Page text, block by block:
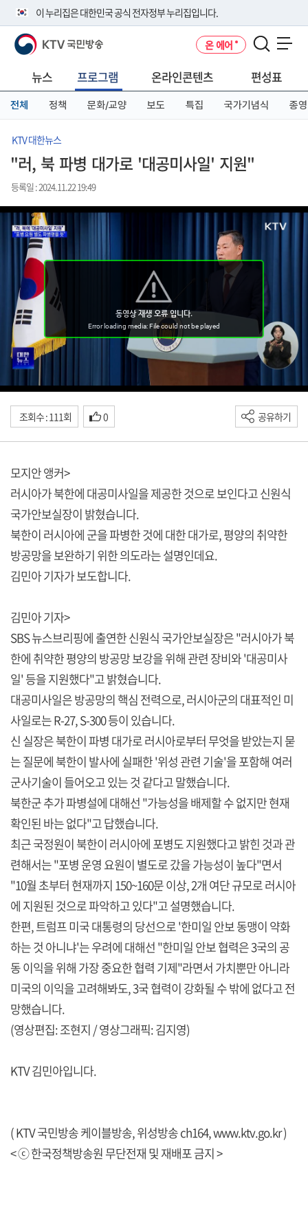
이 누리집은 대한민국 공식 전자정부 누리집입니다.
공식 누리집 주소 확인하기
니다.
이밖에 or.kr 또는 .kr등 다른 도메인 주소를 사용하고 있다면 아래 URL에
서 도메인 주소를 확인해 보세요
KTV 국민방송 온 에어
뉴스 프로그램 온라인콘텐츠 편성표
전체 정책 문화/교양 보도 특집 국가기념식 종영
KTV 대한뉴스
"러, 북 파병 대가로 '대공미사일' 지원"
등록일 : 2024.11.22 19:49
조회수 : 111회 0 공유하기
모지안 앵커>
러시아가 북한에 대공미사일을 제공한 것으로 보인다고 신원식
국가안보실장이 밝혔습니다.
북한이 러시아에 군을 파병한 것에 대한 대가로, 평양의 취약한
방공망을 보완하기 위한 의도라는 설명인데요.
김민아 기자가 보도합니다.
김민아 기자>
SBS 뉴스브리핑에 출연한 신원식 국가안보실장은 "러시아가 북
한에 취약한 평양의 방공망 보강을 위해 관련 장비와 '대공미사
일' 등을 지원했다"고 밝혔습니다.
대공미사일은 방공망의 핵심 전력으로, 러시아군의 대표적인 미
사일로는 R-27, S-300 등이 있습니다.
신 실장은 북한이 파병 대가로 러시아로부터 무엇을 받았는지 묻
는 질문에 북한이 발사에 실패한 '위성 관련 기술'을 포함해 여러
군사기술이 들어오고 있는 것 같다고 말했습니다.
북한군 추가 파병설에 대해선 "가능성을 배제할 수 없지만 현재
확인된 바는 없다"고 답했습니다.
최근 국정원이 북한이 러시아에 포병도 지원했다고 밝힌 것과 관
련해서는 "포병 운영 요원이 별도로 갔을 가능성이 높다"면서
"10월 초부터 현재까지 150~160문 이상, 2개 여단 규모로 러시아
에 지원된 것으로 파악하고 있다"고 설명했습니다.
한편, 트럼프 미국 대통령의 당선으로 '한미일 안보 동맹이 약화
하는 것 아니냐'는 우려에 대해선 "한미일 안보 협력은 3국의 공
동 이익을 위해 가장 중요한 협력 기제"라면서 가치뿐만 아니라
미국의 이익을 고려해봐도, 3국 협력이 강화될 수 밖에 없다고 전
망했습니다.
(영상편집: 조현지 / 영상그래픽: 김지영)
KTV 김민아입니다.
( KTV 국민방송 케이블방송, 위성방송 ch164,www.ktv.go.kr)
< ⓒ 한국정책방송원 무단전재 및 재배포 금지 >